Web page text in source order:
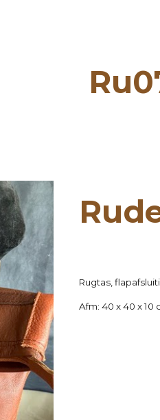
Ru0
Ru
Rugtas,
Afm:40 x 40 x 10